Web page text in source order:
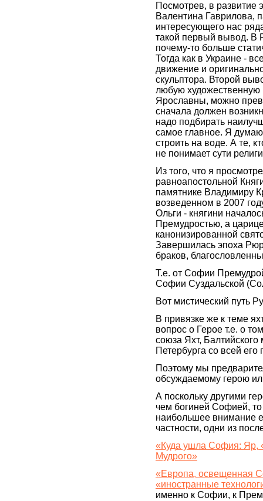
Посмотрев, в развитие
Валентина Гаврилова,
интересующего нас
такой первый вывод. В
почему-то больше
Тогда как в Украине -
движение и
скульптора. Второй
любую художественную
Ярославны, можно
сначала должен
надо подбирать
самое главное. Я
строить на воде. А те,
не понимает сути
Из того, что я
равноапостольной
памятнике Владимиру
возведенном в 2007
Ольги - княгини
Премудростью, а
канонизированной
Завершилась эпоха
браков,
Т.е. от Софии
Софии Суздальской
Вот мистический путь
В привязке же к теме
вопрос о Герое т.е. о
союза Яхт,
Петербурга со всей
Поэтому мы
обсуждаемому герою
А поскольку другими
чем богиней Софией,
наибольшее внимание
частности, одни из
«Куда ушла София: Яр,
Мудрого»
«Европа, освещенная
«иностранные
именно к Софии, к